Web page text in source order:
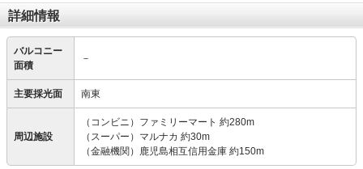
詳細情報
バルコニー
面積
－
主要採光面 南東
周辺施設
（コンビニ）ファミリーマート 約280m
（スーパー）マルナカ 約30m
（金融機関）鹿児島相互信用金庫 約150m